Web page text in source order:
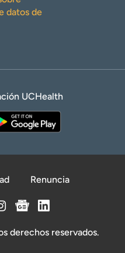
datos de
UCHealth
Renuncia
derechos reservados.